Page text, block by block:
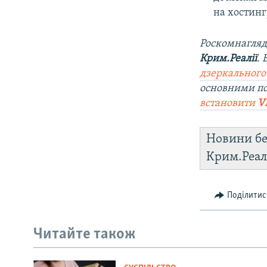
на
Крим.Реалії.
основними
встановити
Новини
Читайте також